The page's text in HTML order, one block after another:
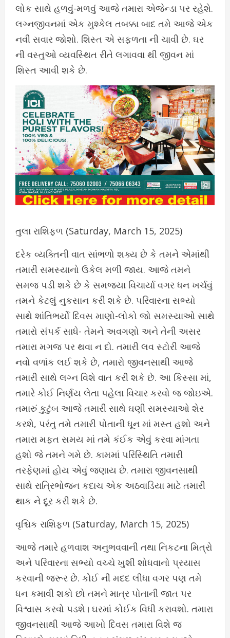
લોક સાથે હળવું-મળવું આજે તમારા એજેન્ડા પર રહેશે.
લગ્નજીવનમાં એક મુશ્કેલ તબક્કા બાદ તમે આજે એક
નવી સવાર જોશો. શિસ્ત એ સફળતા ની ચાવી છે. ઘર
ની વસ્તુઓ વ્યવસ્થિત રીતે લગાવવા થી જીવન માં
શિસ્ત આવી શકે છે.
તુલા રાશિફળ (Saturday, March 15, 2025)
દરેક વ્યક્તિની વાત સાંભળો શક્ય છે કે તમને એમાંથી
તમારી સમસ્યાનો ઉકેલ મળી જાય. આજે તમને
સમજ પડી શકે છે કે સમજ્યા વિચાર્યા વગર ધન ખર્ચવું
તમને કેટલું નુકસાન કરી શકે છે. પરિવારના સભ્યો
સાથે શાંતિભર્યો દિવસ માણો-લોકો જો સમસ્યાઓ સાથે
તમારો સંપર્ક સાધે- તેમને અવગણો અને તેની અસર
તમારા મગજ પર થવા ન દો. તમારી લવ સ્ટોરી આજે
નવો વળાંક લઈ શકે છે, તમારો જીવનસાથી આજે
તમારી સાથે લગ્ન વિશે વાત કરી શકે છે. આ કિસ્સા માં,
તમારે કોઈ નિર્ણય લેતા પહેલા વિચાર કરવો જ જોઇએ.
તમારું કુટુંબ આજે તમારી સાથે ઘણી સમસ્યાઓ શેર
કરશે, પરંતુ તમે તમારી પોતાની ધૂન માં મસ્ત હશો અને
તમારા મફત સમય માં તમે કંઈક એવું કરવા માંગતા
હશો જે તમને ગમે છે. કામમાં પરિસ્થિતિ તમારી
તરફેણમાં હોય એવું જણાય છે. તમારા જીવનસાથી
સાથે રાત્રિભોજન કદાચ એક અઠવાડિયા માટે તમારી
થાક ને દૂર કરી શકે છે.
વૃશ્ચિક રાશિફળ (Saturday, March 15, 2025)
આજે તમારે હળવાશ અનુભવવાની તથા નિકટના મિત્રો
અને પરિવારના સભ્યો વચ્ચે ખુશી શોધવાનો પ્રયાસ
કરવાની જરૂર છે. કોઈ ની મદદ લીધા વગર પણ તમે
ધન કમાવી શકો છો તમને માત્ર પોતાની જાત પર
વિશ્વાસ કરવો પડશે। ઘરમાં કોઈક વિધી કરાવશો. તમારા
જીવનસાથી આજે આખો દિવસ તમારા વિશે જ